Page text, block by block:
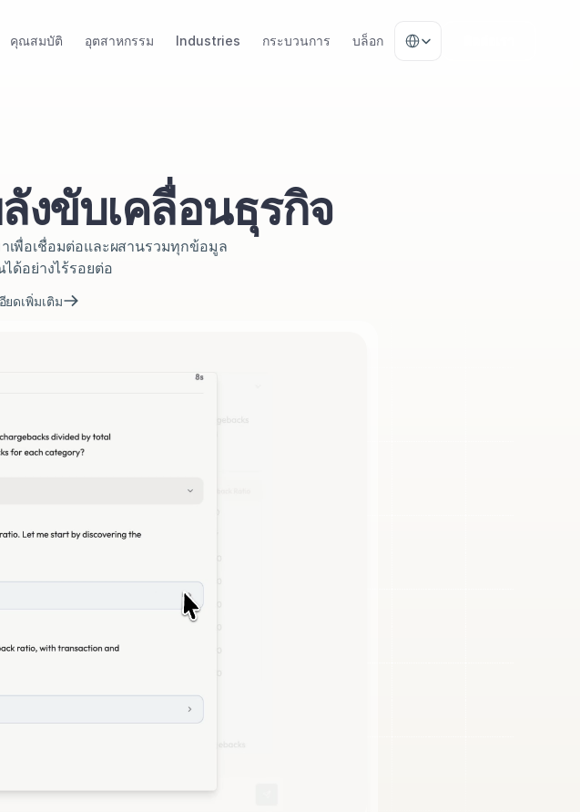
งขับเคลื่อนธุรกิจ
เพื่อเชื่อมต่อและผสานรวมทุกข้อมูล
ด้อย่างไร้รอยต่อ
ยดเพิ่มเติม
คุณสมบัติ อุตสาหกรรม Industries กระบวนการ บล็อก